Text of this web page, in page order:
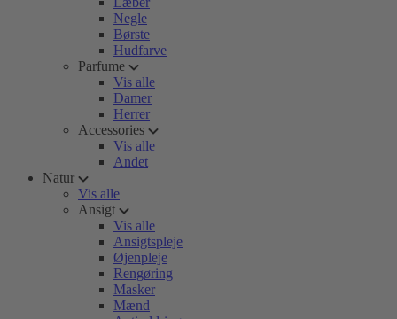
Negle
Børste
Hudfarve
Parfume
Vis alle
Damer
Herrer
Accessories
Vis alle
Andet
Natur
Vis alle
Ansigt
Vis alle
Ansigtspleje
Øjenpleje
Rengøring
Masker
Mænd